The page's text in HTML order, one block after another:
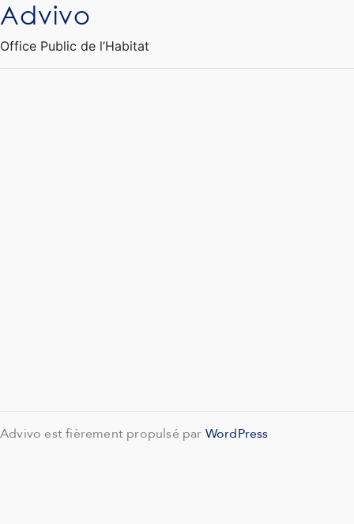
Ouvrir le Chatbot
Advivo
Office Public de l’Habitat
Advivo est fièrement propulsé par WordPress